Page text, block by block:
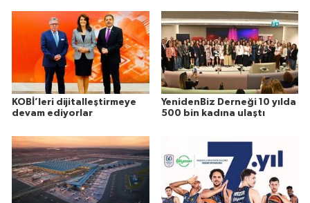
KOBİ’leri dijitalleştirmeye
devam ediyorlar
YenidenBiz Derneği 10 yılda
500 bin kadına ulaştı